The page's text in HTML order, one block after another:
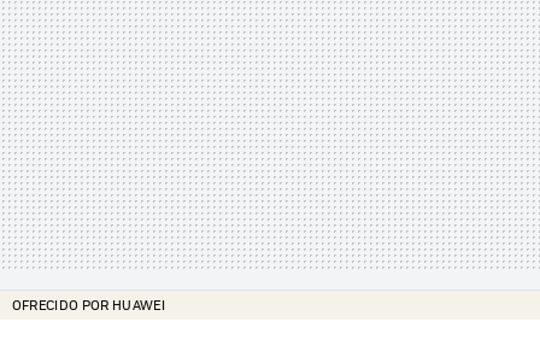
OFRECIDO POR HUAWEI